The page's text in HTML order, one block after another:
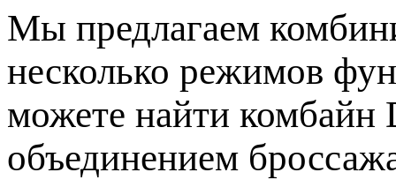
Мы предлагаем
несколько режимов
можете найти комбайн
объединением